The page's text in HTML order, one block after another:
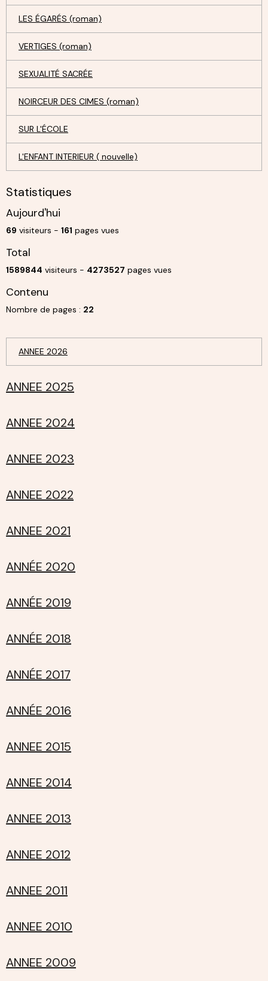
LES ÉGARÉS (roman)
VERTIGES (roman)
SEXUALITÉ SACRÉE
NOIRCEUR DES CIMES (roman)
SUR L'ÉCOLE
L'ENFANT INTERIEUR ( nouvelle)
Statistiques
Aujourd'hui
69 visiteurs - 161 pages vues
Total
1589844 visiteurs - 4273527 pages vues
Contenu
Nombre de pages : 22
ANNEE 2026
ANNEE 2025
ANNEE 2024
ANNEE 2023
ANNEE 2022
ANNEE 2021
ANNÉE 2020
ANNÉE 2019
ANNÉE 2018
ANNÉE 2017
ANNÉE 2016
ANNEE 2015
ANNEE 2014
ANNEE 2013
ANNEE 2012
ANNEE 2011
ANNEE 2010
ANNEE 2009